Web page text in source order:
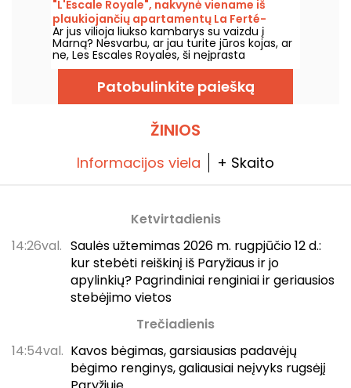
parką, žada unikalią patirtį, kurioje dera
ekologiškai atsakinga architektūra ir šiltas
priėmimas prestižinėje Gally ekologinės
kaimynystės aplinkoje. Viešbutis, kuriame
galėjome praleisti naktį... Apie tai jums
papasakosime!
"L'Escale Royale", nakvynė viename iš
plaukiojančių apartamentų La Ferté-
sous-Jouarre (77)
Ar jus vilioja liukso kambarys su vaizdu į
Marną? Nesvarbu, ar jau turite jūros kojas, ar
ne, Les Escales Royales, ši neįprasta
apgyvendinimo įstaiga ant vandens, siūlo
jums galimybę praleisti naktį (ar daugiau, jei
norite) viename iš plūduriuojančių
apartamentų netoli La Ferté-sous-Jouarre.
Patobulinkite paiešką
ŽINIOS
Informacijos viela + Skaito
Ketvirtadienis
14:26val. Saulės užtemimas 2026 m. rugpjūčio 12 d.:
kur stebėti reiškinį iš Paryžiaus ir jo
apylinkių? Pagrindiniai renginiai ir geriausios
stebėjimo vietos
Trečiadienis
14:54val. Kavos bėgimas, garsiausias padavėjų
bėgimo renginys, galiausiai neįvyks rugsėjį